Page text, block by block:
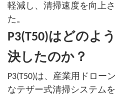
軽減し、清掃速度を向上
た。
P3(T50)はどのよ
決したのか？
P3(T50)は、産業用ドロー
なテザー式清掃システム